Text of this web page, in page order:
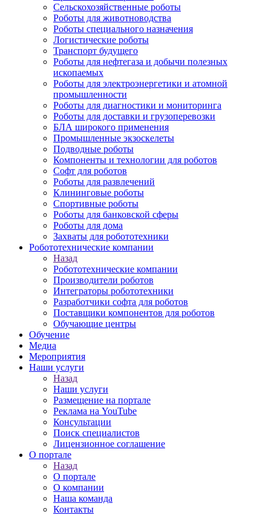
Сельскохозяйственные роботы
Роботы для животноводства
Роботы специального назначения
Логистические роботы
Транспорт будущего
Роботы для нефтегаза и добычи полезных
ископаемых
Роботы для электроэнергетики и атомной
промышленности
Роботы для диагностики и мониторинга
Роботы для доставки и грузоперевозки
БЛА широкого применения
Промышленные экзоскелеты
Подводные роботы
Компоненты и технологии для роботов
Софт для роботов
Роботы для развлечений
Клининговые роботы
Спортивные роботы
Роботы для банковской сферы
Роботы для дома
Захваты для робототехники
Робототехнические компании
Назад
Робототехнические компании
Производители роботов
Интеграторы робототехники
Разработчики софта для роботов
Поставщики компонентов для роботов
Обучающие центры
Обучение
Медиа
Мероприятия
Наши услуги
Назад
Наши услуги
Размещение на портале
Реклама на YouTube
Консультации
Поиск специалистов
Лицензионное соглашение
О портале
Назад
О портале
О компании
Наша команда
Контакты